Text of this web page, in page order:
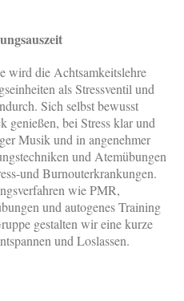
wird die Achtsamkeitslehre
als Stressventil und
Sich selbst bewusst
genießen, bei Stress klar und
Musik und in angenehmer
und Atemübungen
und Burnouterkrankungen.
wie PMR,
und autogenes Training
gestalten wir eine kurze
und Loslassen.